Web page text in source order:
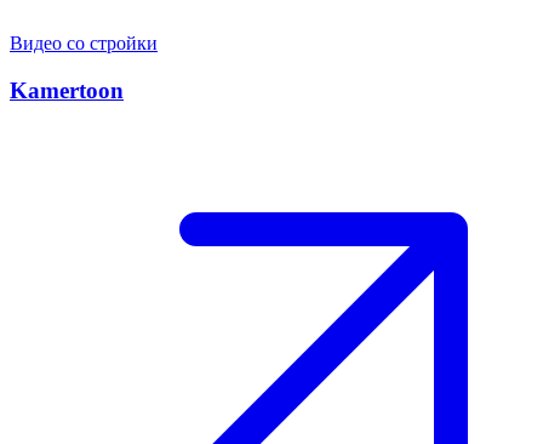
Видео со стройки
Kamertoon